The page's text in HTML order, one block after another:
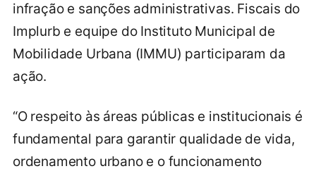
infração e sanções administrativas. Fiscais do
Implurb e equipe do Instituto Municipal de
Mobilidade Urbana (IMMU) participaram da
ação.
“O respeito às áreas públicas e institucionais é
fundamental para garantir qualidade de vida,
ordenamento urbano e o funcionamento